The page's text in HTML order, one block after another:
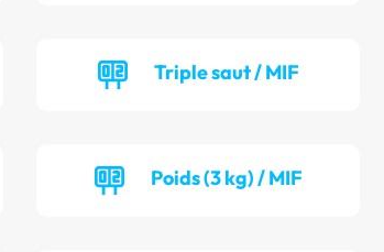
Triple saut / MIF
Poids (3 kg) / MIF